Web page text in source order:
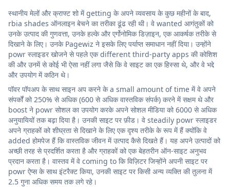
स्थानीय मेलों और क्राफ्ट शो में getting के अपने व्यवसाय के कुछ महीनों के बाद,
rbia shades ऑनलाइन बेचने का तरीका ढूंढ रही थी। वे wanted आगंतुकों को
उनके उत्पाद की गुणवत्ता, उनके हल्के और एर्गोनोमिक डिज़ाइन, एक आकर्षक तरीके से
दिखाने के लिए। उनके Pagewiz ने इसके लिए पर्याप्त समाधान नहीं दिया। उन्होंने
powr स्लाइडर खोजने से पहले एक different third-party apps की कोशिश
की और उनमें से कोई भी ऐसा नहीं लगा जैसे कि वे साइट का एक हिस्सा थे, और वे भद्दे
और उपयोग में कठिन थे।
पॉवर पॉपअप के साथ साइन अप करने के a small amount of time में वे अपने
संपर्कों को 250% से अधिक (600 से अधिक वास्तविक संपर्क) करने में सक्षम थे और
boost ने powr सोशल का उपयोग करके अपने सोशल मीडिया को 6000 से अधिक
अनुयायियों तक बढ़ा दिया है। उनकी साइट पर फ़ीड। वे steadily powr स्लाइडर
अपने ग्राहकों को शीघ्रता से दिखाने के लिए एक दृश्य तरीके के रूप में हैं क्योंकि वे
added होमपेज हैं कि वास्तविक जीवन में उत्पाद कैसे दिखते हैं। यह अपने उत्पादों को
अच्छी तरह से प्रदर्शित करता है और ग्राहकों को एक बेहतरीन ऑन-साइट अनुभव
प्रदान करता है। वास्तव में वे coming to कि विज़िटर जिन्होंने अपनी साइट पर
powr ऐप्स के साथ इंटरैक्ट किया, उनकी साइट पर किसी अन्य व्यक्ति की तुलना में
2.5 गुना अधिक समय तक लगे रहे।